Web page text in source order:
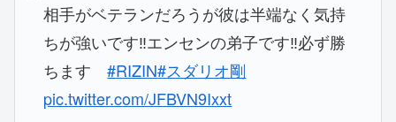
相手がベテランだろうが彼は半端なく気持
ちが強いです‼️エンセンの弟子です‼️必ず勝
ちます#RIZIN#スダリオ剛
pic.twitter.com/JFBVN9Ixxt